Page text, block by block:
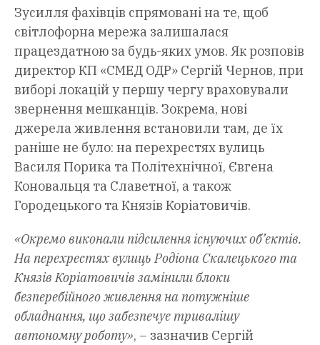
Зусилля фахівців спрямовані на те, щоб
світлофорна мережа залишалася
працездатною за будь-яких умов. Як розповів
директор КП «СМЕД ОДР» Сергій Чернов, при
виборі локацій у першу чергу враховували
звернення мешканців. Зокрема, нові
джерела живлення встановили там, де їх
раніше не було: на перехрестях вулиць
Василя Порика та Політехнічної, Євгена
Коновальця та Славетної, а також
Городецького та Князів Коріатовичів.
«Окремо виконали підсилення існуючих об’єктів.
На перехрестях вулиць Родіона Скалецького та
Князів Коріатовичів замінили блоки
безперебійного живлення на потужніше
обладнання, що забезпечує тривалішу
автономну роботу», – зазначив Сергій